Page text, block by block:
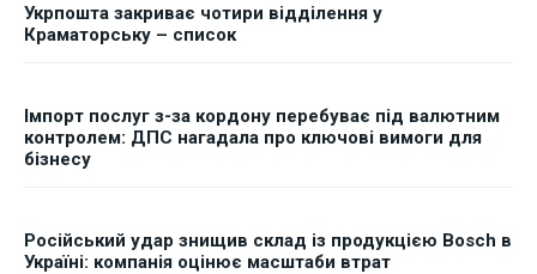
Укрпошта закриває чотири відділення у
Краматорську – список
Імпорт послуг з-за кордону перебуває під валютним
контролем: ДПС нагадала про ключові вимоги для
бізнесу
Російський удар знищив склад із продукцією Bosch в
Україні: компанія оцінює масштаби втрат